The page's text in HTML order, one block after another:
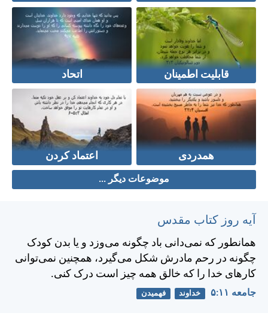
قابلیت اطمینان اتحاد
همدردی اعتماد کردن
موضوعات دیگر ...
آیه روز کتاب مقدس
همانطور كه نمی‌دانی باد چگونه می‌وزد و يا بدن كودک
چگونه در رحم مادرش شكل می‌گيرد، همچنين نمی‌توانی
كارهای خدا را كه خالق همه چيز است درک كنی.
جامعه ۱۱:‏۵ خداوند فهمیدن